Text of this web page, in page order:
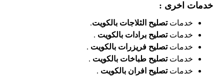
خدمات اخرى :
خدماتتصليح الثلاجات بالكويت.
خدماتتصليح برادات بالكويت .
خدماتتصليح فريزرات بالكويت .
خدماتتصليح طباخات بالكويت .
خدماتتصليح افران بالكويت .